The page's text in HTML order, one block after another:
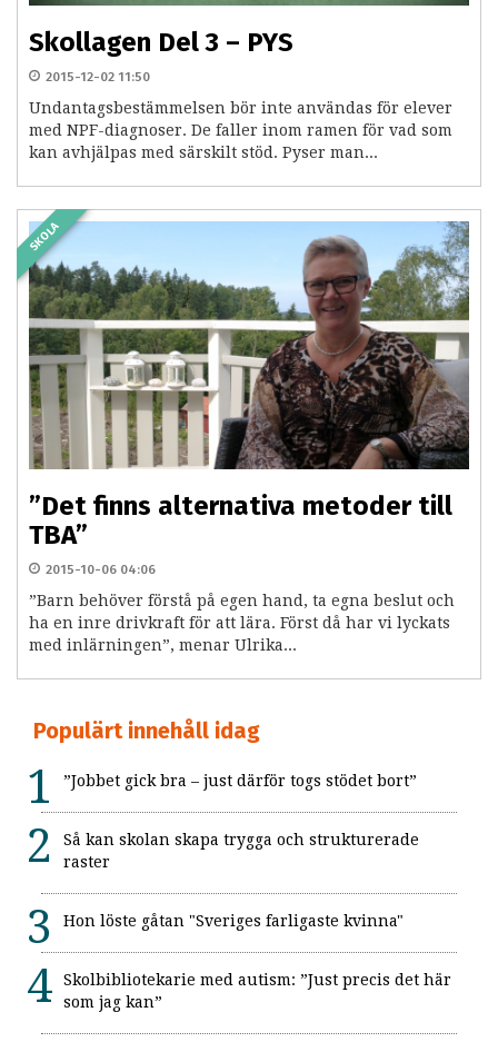
Skollagen Del 3 – PYS
2015-12-02 11:50
Undantagsbestämmelsen bör inte användas för elever
med NPF-diagnoser. De faller inom ramen för vad som
kan avhjälpas med särskilt stöd. Pyser man...
SKOLA
”Det finns alternativa metoder till
TBA”
2015-10-06 04:06
”Barn behöver förstå på egen hand, ta egna beslut och
ha en inre drivkraft för att lära. Först då har vi lyckats
med inlärningen”, menar Ulrika...
Populärt innehåll idag
”Jobbet gick bra – just därför togs stödet bort”
Så kan skolan skapa trygga och strukturerade
raster
Hon löste gåtan "Sveriges farligaste kvinna"
Skolbibliotekarie med autism: ”Just precis det här
som jag kan”